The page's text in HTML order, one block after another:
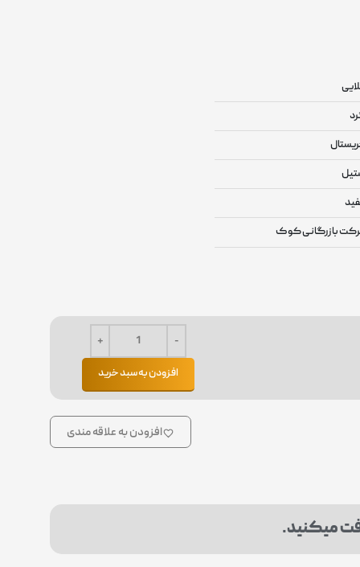
بازرگانی کوک
افزودن به سبد خرید
افزودن به علاقه مندی